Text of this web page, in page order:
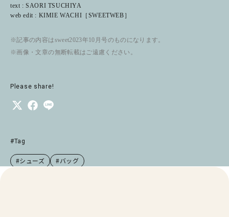
text : SAORI TSUCHIYA
web edit : KIMIE WACHI［SWEETWEB］
※記事の内容はsweet2023年10月号のものになります。
※画像・文章の無断転載はご遠慮ください。
Please share!
#Tag
#シューズ #バッグ